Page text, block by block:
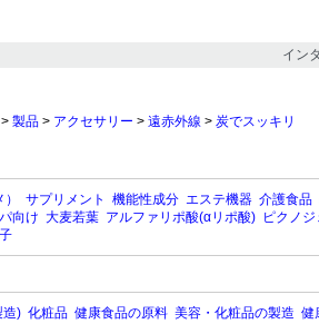
イン
> 製品 > アクセサリー > 遠赤外線 > 炭でスッキリ
サプリメント 機能性成分 エステ機器 介護食品
向け 大麦若葉 アルファリポ酸(αリポ酸) ピクノ
造) 化粧品 健康食品の原料 美容・化粧品の製造 健